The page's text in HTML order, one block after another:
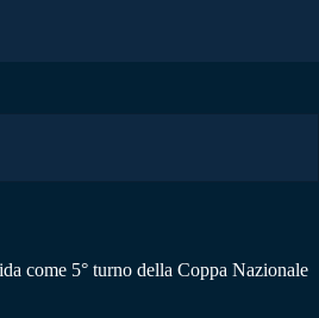
come 5° turno della Coppa Nazionale